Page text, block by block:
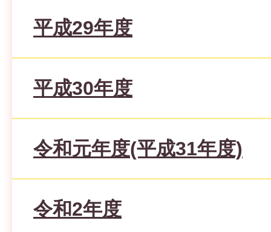
平成29年度
平成30年度
令和元年度(平成31年度)
令和2年度